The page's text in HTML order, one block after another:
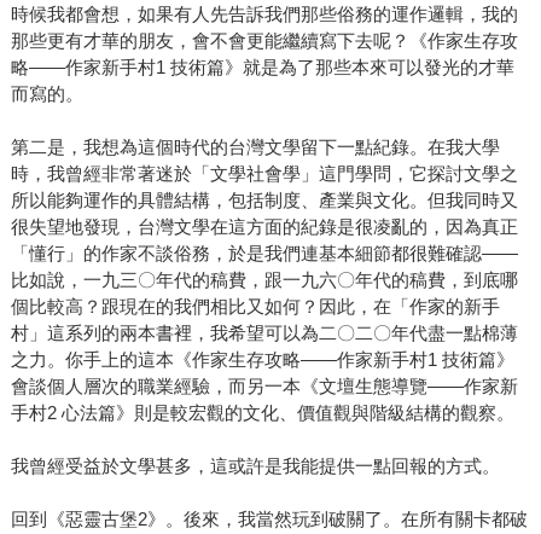
時候我都會想，如果有人先告訴我們那些俗務的運作邏輯，我的
那些更有才華的朋友，會不會更能繼續寫下去呢？《作家生存攻
略——作家新手村1 技術篇》就是為了那些本來可以發光的才華
而寫的。
第二是，我想為這個時代的台灣文學留下一點紀錄。在我大學
時，我曾經非常著迷於「文學社會學」這門學問，它探討文學之
所以能夠運作的具體結構，包括制度、產業與文化。但我同時又
很失望地發現，台灣文學在這方面的紀錄是很凌亂的，因為真正
「懂行」的作家不談俗務，於是我們連基本細節都很難確認——
比如說，一九三〇年代的稿費，跟一九六〇年代的稿費，到底哪
個比較高？跟現在的我們相比又如何？因此，在「作家的新手
村」這系列的兩本書裡，我希望可以為二〇二〇年代盡一點棉薄
之力。你手上的這本《作家生存攻略——作家新手村1 技術篇》
會談個人層次的職業經驗，而另一本《文壇生態導覽——作家新
手村2 心法篇》則是較宏觀的文化、價值觀與階級結構的觀察。
我曾經受益於文學甚多，這或許是我能提供一點回報的方式。
回到《惡靈古堡2》。後來，我當然玩到破關了。在所有關卡都破